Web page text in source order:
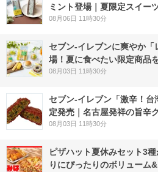
ミント登場｜夏限定スイー
08月06日 11時30分
セブン‐イレブンに爽やか
場！夏に食べたい限定商品
08月03日 11時30分
セブン-イレブン「激辛！
定発売｜名古屋発祥の旨辛
08月03日 11時30分
ピザハット夏休みセット3
りにぴったりのボリューム